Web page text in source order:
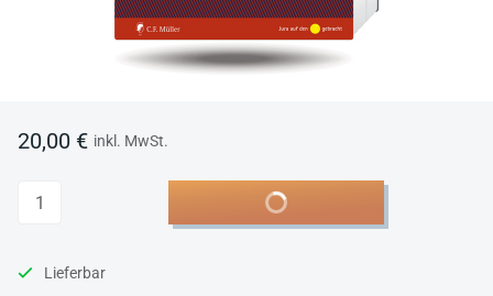
20,00 € inkl. MwSt.
Anzahl In den Warenkorb
Lieferbar